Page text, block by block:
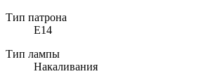
Тип патрона
E14
Тип лампы
Накаливания